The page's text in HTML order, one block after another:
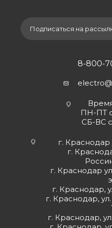
Подписаться на
8-800-
ПН-ПТ
СБ-ВС
г. Краснодар
г.
г. Краснодар
г. Краснодар,
г. Краснодар,
г. Краснодар,